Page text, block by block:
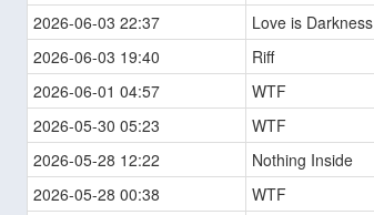
2026-06-03 22:37
Love is Darkness
2026-06-03 19:40
Riff
2026-06-01 04:57
WTF
2026-05-30 05:23
WTF
2026-05-28 12:22
Nothing Inside
2026-05-28 00:38
WTF